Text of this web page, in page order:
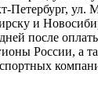
Петербург, ул.
и
после
России, а